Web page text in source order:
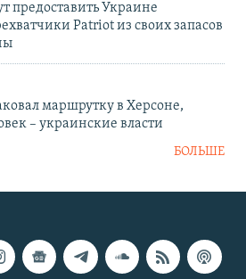
предоставить Украине
Patriot из своих запасов
маршрутку в Херсоне,
– украинские власти
БОЛЬШЕ